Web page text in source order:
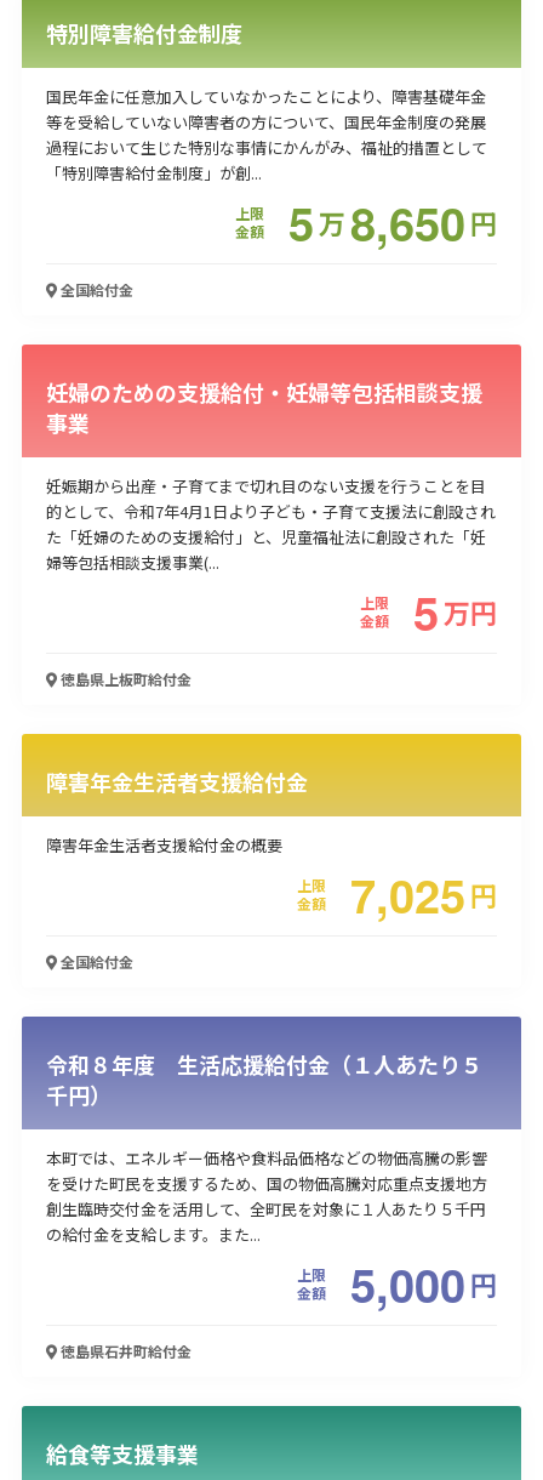
特別障害給付金制度
国民年金に任意加入していなかったことにより、障害基礎年金
等を受給していない障害者の方について、国民年金制度の発展
過程において生じた特別な事情にかんがみ、福祉的措置として
「特別障害給付金制度」が創...
上限
金額
5万8,650円
全国給付金
妊婦のための支援給付・妊婦等包括相談支援
事業
妊娠期から出産・子育てまで切れ目のない支援を行うことを目
的として、令和7年4月1日より子ども・子育て支援法に創設され
た「妊婦のための支援給付」と、児童福祉法に創設された「妊
婦等包括相談支援事業(...
上限
金額
5万円
徳島県上板町給付金
障害年金生活者支援給付金
障害年金生活者支援給付金の概要
上限
金額
7,025円
全国給付金
令和８年度 生活応援給付金（１人あたり５
千円）
本町では、エネルギー価格や食料品価格などの物価高騰の影響
を受けた町民を支援するため、国の物価高騰対応重点支援地方
創生臨時交付金を活用して、全町民を対象に１人あたり５千円
の給付金を支給します。また...
上限
金額
5,000円
徳島県石井町給付金
給食等支援事業